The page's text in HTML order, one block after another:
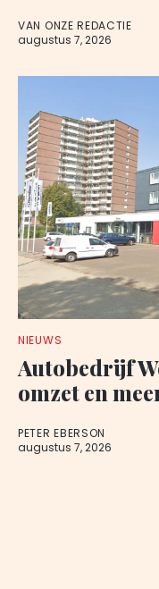
VAN ONZE REDACTIE
augustus 7, 2026
NIEUWS
Autobedrijf
omzet en
PETER EBERSON
augustus 7, 2026